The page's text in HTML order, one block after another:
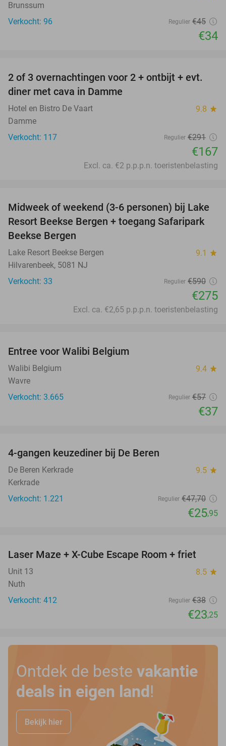
Brunssum
Verkocht: 96
Regulier €45
€34
43%
2 of 3 overnachtingen voor 2 + ontbijt + evt.
diner met cava in Damme
Hotel en Bistro De Vaart 9.8 star
Damme
Verkocht: 117
Regulier €291
€167
Excl. ca. €2 p.p.p.n. toeristenbelasting
53%
Midweek of weekend (3-6 personen) bij Lake
Resort Beekse Bergen + toegang Safaripark
Beekse Bergen
Lake Resort Beekse Bergen 9.1 star
Hilvarenbeek, 5081 NJ
Verkocht: 33
Regulier €590
€275
Excl. ca. €2,65 p.p.p.n. toeristenbelasting
Entree voor Walibi Belgium
Walibi Belgium 9.4 star
Wavre
Verkocht: 3.665
Regulier €57
€37
4-gangen keuzediner bij De Beren
De Beren Kerkrade 9.5 star
Kerkrade
Verkocht: 1.221
Regulier €47,70
€25,95
39%
Laser Maze + X-Cube Escape Room + friet
Unit 13 8.5 star
Nuth
Verkocht: 412
Regulier €38
€23,25
Ontdek de beste vakantie
deals in eigen land!
Bekijk hier